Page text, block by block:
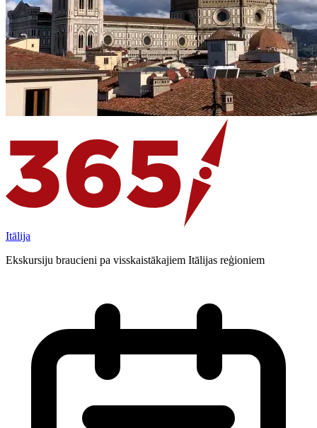
Itālija
Ekskursiju braucieni pa visskaistākajiem Itālijas reģioniem